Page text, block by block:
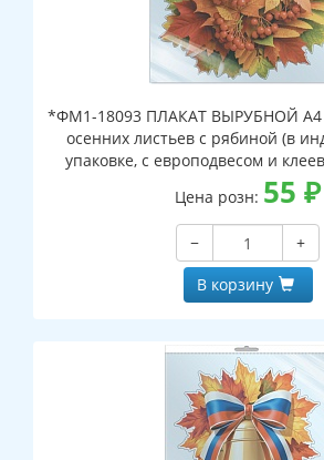
*ФМ1-18093 ПЛАКАТ ВЫРУБНОЙ А4
осенних листьев с рябиной (в
упаковке, с европодвесом и
двухсторонний, ВД-
Цена розн: 55 ₽
−
+
В корзину